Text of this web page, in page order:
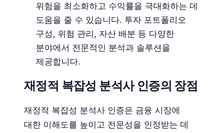
위험을 최소화하고 수익률을 극대화하는 데
도움을 줄 수 있습니다. 투자 포트폴리오
구성, 위험 관리, 자산 배분 등 다양한
분야에서 전문적인 분석과 솔루션을
제공합니다.
재정적 복잡성 분석사 인증의 장점
재정적 복잡성 분석사 인증은 금융 시장에
대한 이해도를 높이고 전문성을 인정받는 데